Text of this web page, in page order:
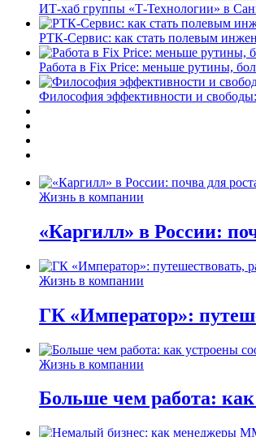
ИТ-хаб группы «Т-Технологии» в
РТК-Сервис: как стать полевым
Работа в Fix Price: меньше рутины,
Философия эффективности и
Жизнь в компании
«Каргилл» в России:
Жизнь в компании
ГК «Император»:
Жизнь в компании
Больше чем работа: